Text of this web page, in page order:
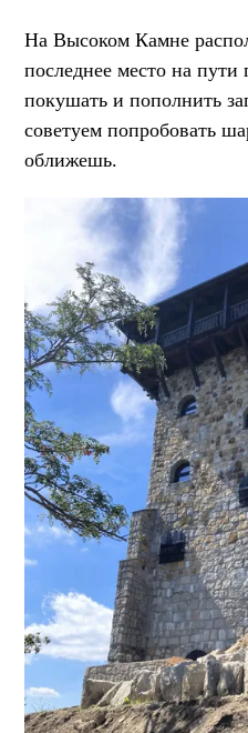
На Высоком Камне
последнее место на
покушать и пополнить
советуем попробовать
оближешь.